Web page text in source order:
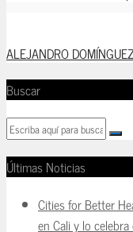
ALEJANDRO
Buscar
Últimas Noticias
Cities for Better
en Cali y lo